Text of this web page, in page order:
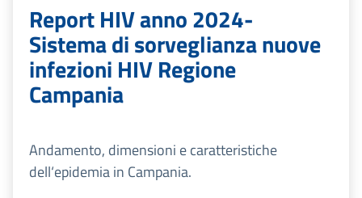
Report HIV anno 2024-
Sistema di sorveglianza nuove
infezioni HIV Regione
Campania
Andamento, dimensioni e caratteristiche
dell‘epidemia in Campania.